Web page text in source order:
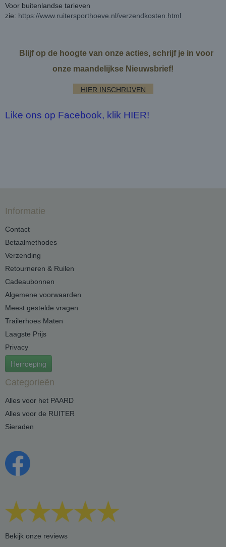
Voor buitenlandse tarieven
zie: https://www.ruitersporthoeve.nl/verzendkosten.html
Blijf op de hoogte van onze acties, schrijf je in voor
onze maandelijkse Nieuwsbrief!
HIER INSCHRIJVEN
Like ons op Facebook, klik HIER!
Informatie
Contact
Betaalmethodes
Verzending
Retourneren & Ruilen
Cadeaubonnen
Algemene voorwaarden
Meest gestelde vragen
Trailerhoes Maten
Laagste Prijs
Privacy
Herroeping
Categorieën
Alles voor het PAARD
Alles voor de RUITER
Sieraden
Bekijk onze reviews